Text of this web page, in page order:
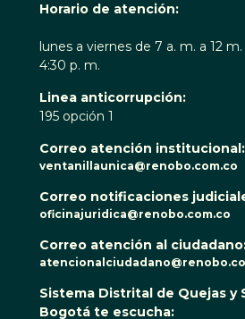
Horario de atención:
lunes a viernes de 7 a. m. a 12
4:30 p. m.
Linea anticorrupción:
195 opción 1
Correo atención institucional:
ventanillaunica@renobo.com.co
Correo notificaciones
oficinajuridica@renobo.com.co
Correo atención al
Sistema Distrital de Quejas y
Bogotá te escucha: